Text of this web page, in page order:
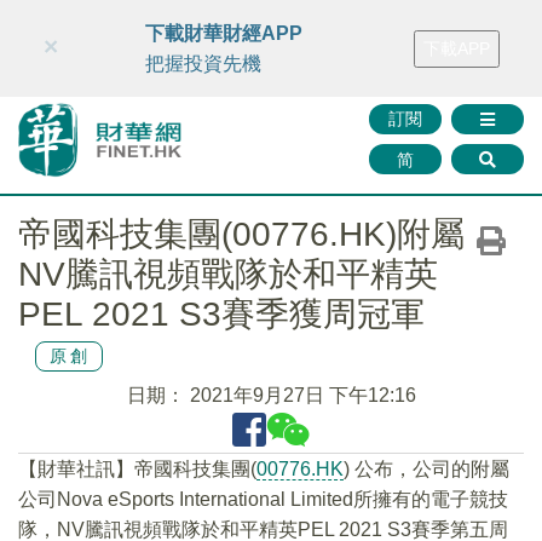
財華智庫網 FINTV FINMETA 財華證券 媒體矩陣
訂閱
简
×
下載財華財經APP
把握投資先機
帝國科技集團(00776.HK)附屬
NV騰訊視頻戰隊於和平精英
PEL 2021 S3賽季獲周冠軍
原創
日期： 2021年9月27日 下午12:16
【財華社訊】帝國科技集團(00776.HK) 公布，公司的附屬
公司Nova eSports International Limited所擁有的電子競技
隊，NV騰訊視頻戰隊於和平精英PEL 2021 S3賽季第五周